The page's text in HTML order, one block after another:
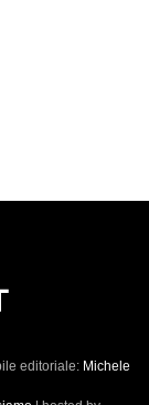
editoriale: Michele